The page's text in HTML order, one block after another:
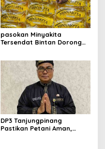
pasokan Minyakita
Tersendat Bintan Dorong
DP3 Tanjungpinang
Pastikan Petani Aman,